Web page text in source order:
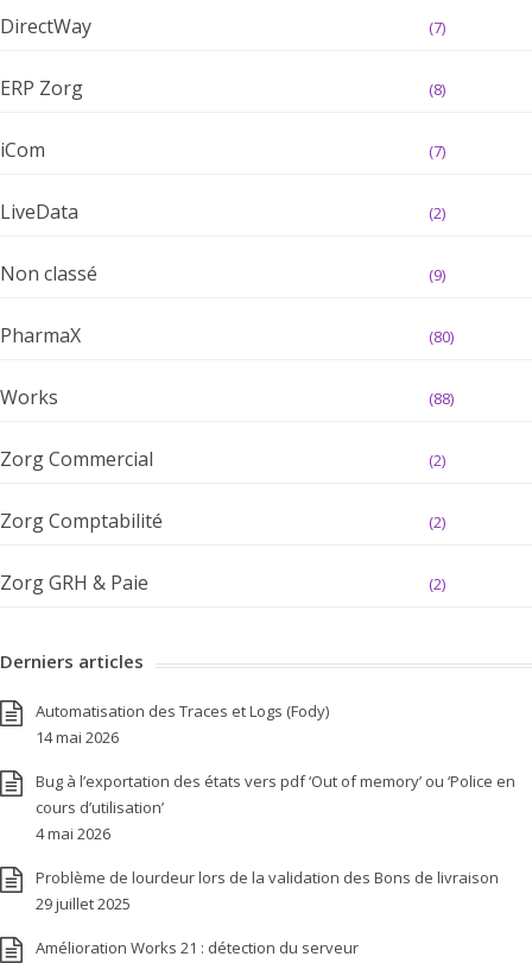
DirectWay (7)
ERP Zorg (8)
iCom (7)
LiveData (2)
Non classé (9)
PharmaX (80)
Works (88)
Zorg Commercial (2)
Zorg Comptabilité (2)
Zorg GRH & Paie (2)
Derniers articles
Automatisation des Traces et Logs (Fody)
14 mai 2026
Bug à l’exportation des états vers pdf ‘Out of memory’ ou ‘Police en
cours d’utilisation’
4 mai 2026
Problème de lourdeur lors de la validation des Bons de livraison
29 juillet 2025
Amélioration Works 21 : détection du serveur